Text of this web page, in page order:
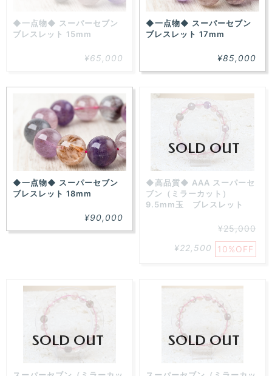
◆一点物◆ スーパーセブン
ブレスレット 15mm
¥65,000
◆一点物◆ スーパーセブン
ブレスレット 17mm
¥85,000
◆一点物◆ スーパーセブン
ブレスレット 18mm
¥90,000
SOLD OUT
◆高品質◆ AAA スーパーセ
ブン（ミラーカット）
9.5mm玉 ブレスレット
¥25,000
10%OFF
¥22,500
SOLD OUT SOLD OUT